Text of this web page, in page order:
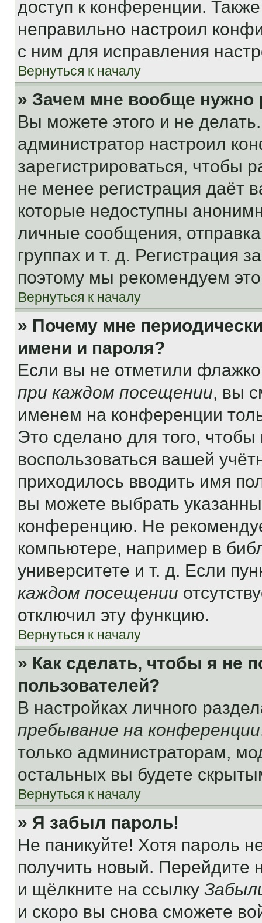
доступ к конференции.
неправильно настроил
с ним для исправления
Вернуться к началу
» Зачем мне вообще нужно
Вы можете этого и не
администратор настроил
зарегистрироваться, чтобы
не менее регистрация даёт
которые недоступны
личные сообщения,
группах и т. д. Регистрация
поэтому мы рекомендуем
Вернуться к началу
» Почему мне
имени и пароля?
Если вы не отметили
при каждом посещении, вы
именем на конференции
Это сделано для того, чтобы
воспользоваться вашей
приходилось вводить имя
вы можете выбрать
конференцию. Не
компьютере, например в
университете и т. д. Если
каждом посещении
отключил эту функцию.
Вернуться к началу
» Как сделать, чтобы я не
пользователей?
В настройках личного
пребывание на конференции
только администраторам,
остальных вы будете
Вернуться к началу
» Я забыл пароль!
Не паникуйте! Хотя пароль
получить новый. Перейдите
и щёлкните на ссылку
и скоро вы снова сможете